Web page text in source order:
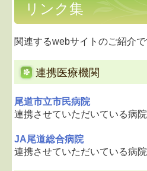
禁煙外来
各種予防接種
各種健康診断
検査科目
リンク集
関連するwebサイトのご紹介で
連携医療機関
尾道市立市民病院
連携させていただいている病院
JA尾道総合病院
連携させていただいている病院